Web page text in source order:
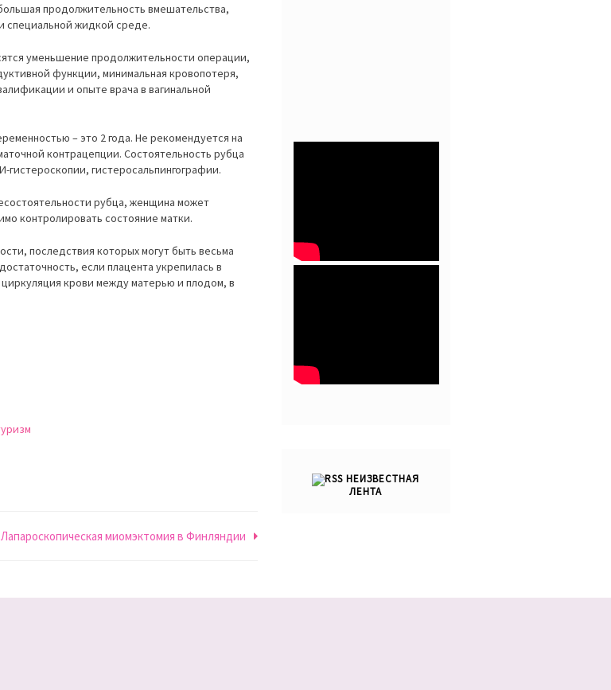
продолжительность вмешательства,
специальной жидкой среде.
уменьшение продолжительности операции,
функции, минимальная кровопотеря,
и опыте врача в вагинальной
– это 2 года. Не рекомендуется на
контрацепции. Состоятельность рубца
гистеросальпингографии.
рубца, женщина может
контролировать состояние матки.
последствия которых могут быть весьма
если плацента укрепилась в
крови между матерью и плодом, в
Лапароскопическая миомэктомия в Финляндии
НЕИЗВЕСТНАЯ
ЛЕНТА